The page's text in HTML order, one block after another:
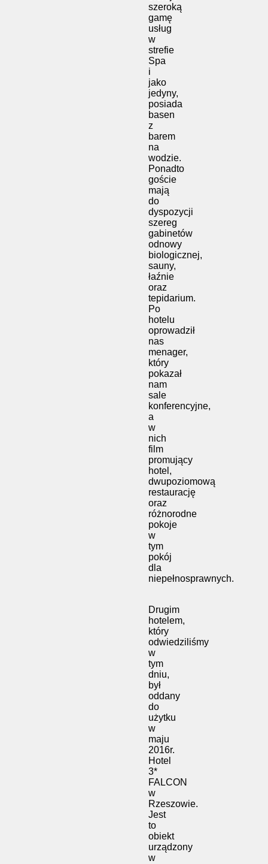
szeroką
gamę
usług
w
strefie
Spa
i
jako
jedyny,
posiada
basen
z
barem
na
wodzie.
Ponadto
goście
mają
do
dyspozycji
szereg
gabinetów
odnowy
biologicznej,
sauny,
łaźnie
oraz
tepidarium.
Po
hotelu
oprowadził
nas
menager,
który
pokazał
nam
sale
konferencyjne,
a
w
nich
film
promujący
hotel,
dwupoziomową
restaurację
oraz
różnorodne
pokoje
w
tym
pokój
dla
Drugim
hotelem,
który
odwiedziliśmy
w
tym
dniu,
był
oddany
do
użytku
w
maju
2016r.
Hotel
3*
FALCON
w
Rzeszowie.
Jest
to
obiekt
urządzony
w